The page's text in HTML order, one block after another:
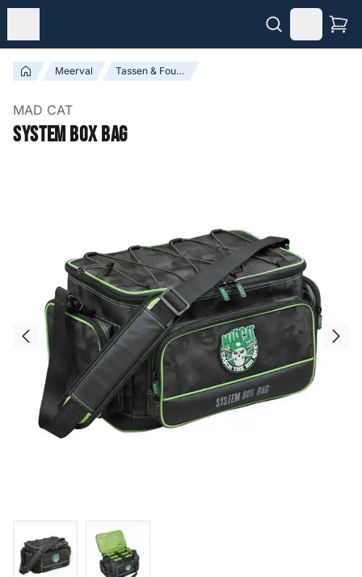
Meerval Tassen & Foudralen
MAD CAT
System Box Bag